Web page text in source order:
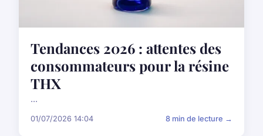
Tendances 2026 : attentes des
consommateurs pour la résine
THX
...
01/07/2026 14:04 8 min de lecture →